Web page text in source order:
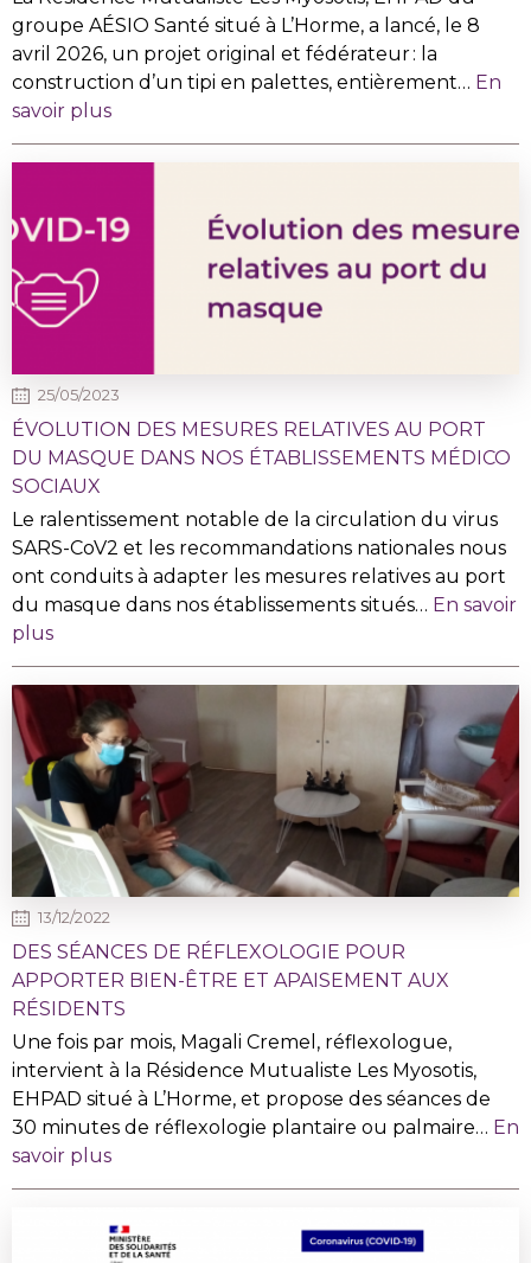
groupe AÉSIO Santé situé à L’Horme, a lancé, le 8
avril 2026, un projet original et fédérateur : la
construction d’un tipi en palettes, entièrement… En
savoir plus
25/05/2023
ÉVOLUTION DES MESURES RELATIVES AU PORT
DU MASQUE DANS NOS ÉTABLISSEMENTS MÉDICO
SOCIAUX
Le ralentissement notable de la circulation du virus
SARS-CoV2 et les recommandations nationales nous
ont conduits à adapter les mesures relatives au port
du masque dans nos établissements situés… En savoir
plus
13/12/2022
DES SÉANCES DE RÉFLEXOLOGIE POUR
APPORTER BIEN-ÊTRE ET APAISEMENT AUX
RÉSIDENTS
Une fois par mois, Magali Cremel, réflexologue,
intervient à la Résidence Mutualiste Les Myosotis,
EHPAD situé à L’Horme, et propose des séances de
30 minutes de réflexologie plantaire ou palmaire… En
savoir plus